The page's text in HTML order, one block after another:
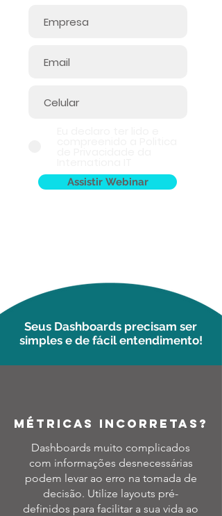
Assistir Webinar
Seus Dashboards precisam ser
simples e de fácil entendimento!
Métricas incorretas?
Dashboards muito complicados
com informações desnecessárias
podem levar ao erro na tomada de
decisão. Utilize layouts pré-
definidos para facilitar a sua vida ao